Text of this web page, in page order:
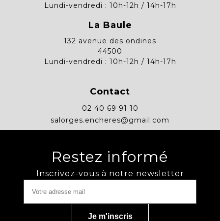
Lundi-vendredi : 10h-12h / 14h-17h
La Baule
132 avenue des ondines
44500
Lundi-vendredi : 10h-12h / 14h-17h
Contact
02 40 69 91 10
salorges.encheres@gmail.com
Restez informé
Inscrivez-vous à notre newsletter